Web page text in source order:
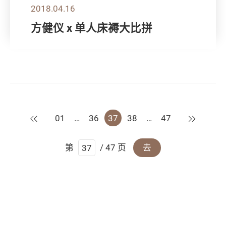
2018.04.16
方健仪 x 单人床褥大比拼
上一页
01 … 36 37 38 … 47 下一页
第 / 47 页 去